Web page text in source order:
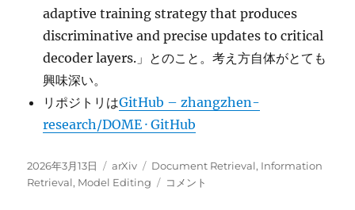
adaptive training strategy that produces
discriminative and precise updates to critical
decoder layers.」とのこと。考え方自体がとても
興味深い。
リポジトリはGitHub – zhangzhen-
research/DOME · GitHub
投
稿
2026年3月13日
カ
テ
arXiv
タ
グ
Document Retrieval, Information
Retrieval, Model Editing
Model
コメント